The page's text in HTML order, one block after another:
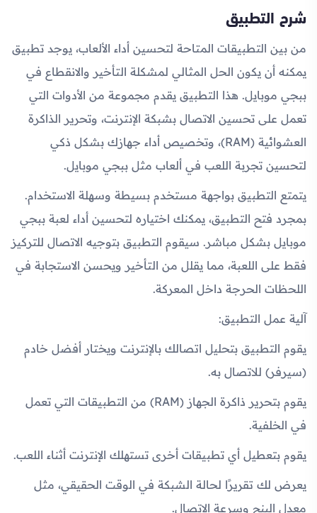
شرح التطبيق
من بين التطبيقات المتاحة لتحسين أداء الألعاب، يوجد تطبيق
يمكنه أن يكون الحل المثالي لمشكلة التأخير والانقطاع في
ببجي موبايل. هذا التطبيق يقدم مجموعة من الأدوات التي
تعمل على تحسين الاتصال بشبكة الإنترنت، وتحرير الذاكرة
العشوائية (RAM)، وتخصيص أداء جهازك بشكل ذكي
لتحسين تجربة اللعب في ألعاب مثل ببجي موبايل.
يتمتع التطبيق بواجهة مستخدم بسيطة وسهلة الاستخدام.
بمجرد فتح التطبيق، يمكنك اختياره لتحسين أداء لعبة ببجي
موبايل بشكل مباشر. سيقوم التطبيق بتوجيه الاتصال للتركيز
فقط على اللعبة، مما يقلل من التأخير ويحسن الاستجابة في
اللحظات الحرجة داخل المعركة.
آلية عمل التطبيق:
يقوم التطبيق بتحليل اتصالك بالإنترنت ويختار أفضل خادم
(سيرفر) للاتصال به.
يقوم بتحرير ذاكرة الجهاز (RAM) من التطبيقات التي تعمل
في الخلفية.
يقوم بتعطيل أي تطبيقات أخرى تستهلك الإنترنت أثناء اللعب.
يعرض لك تقريرًا لحالة الشبكة في الوقت الحقيقي، مثل
معدل البنج وسرعة الاتصال.